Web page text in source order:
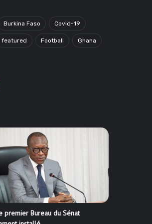
Burkina Faso Covid-19
featured Football Ghana
premier Bureau du Sénat